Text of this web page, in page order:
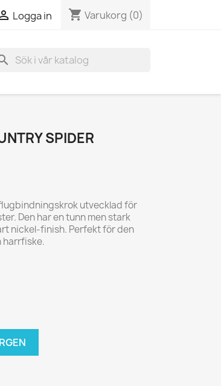
Logga in shopping_cart Varukorg (0)
SPIDER
utvecklad för
Den har en tunn men stark
nickel-finish. Perfekt för den
harrfiske.